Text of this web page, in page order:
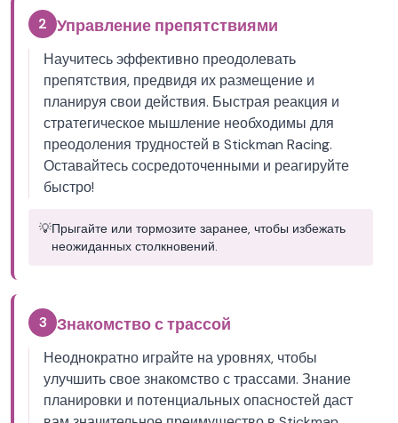
2 Управление препятствиями
Научитесь эффективно преодолевать
препятствия, предвидя их размещение и
планируя свои действия. Быстрая реакция и
стратегическое мышление необходимы для
преодоления трудностей в Stickman Racing.
Оставайтесь сосредоточенными и реагируйте
быстро!
💡Прыгайте или тормозите заранее, чтобы избежать
неожиданных столкновений.
3 Знакомство с трассой
Неоднократно играйте на уровнях, чтобы
улучшить свое знакомство с трассами. Знание
планировки и потенциальных опасностей даст